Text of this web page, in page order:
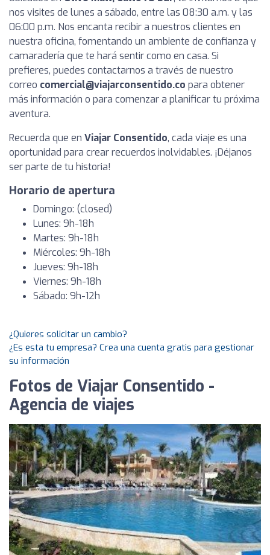
nos visites de lunes a sábado, entre las 08:30 a.m. y las
06:00 p.m. Nos encanta recibir a nuestros clientes en
nuestra oficina, fomentando un ambiente de confianza y
camaradería que te hará sentir como en casa. Si
prefieres, puedes contactarnos a través de nuestro
correo comercial@viajarconsentido.co para obtener
más información o para comenzar a planificar tu próxima
aventura.
Recuerda que en Viajar Consentido, cada viaje es una
oportunidad para crear recuerdos inolvidables. ¡Déjanos
ser parte de tu historia!
Horario de apertura
Domingo: (closed)
Lunes: 9h-18h
Martes: 9h-18h
Miércoles: 9h-18h
Jueves: 9h-18h
Viernes: 9h-18h
Sábado: 9h-12h
¿Quieres solicitar un cambio?
¿Es esta tu empresa? Crea una cuenta gratis para gestionar
su información
Fotos de Viajar Consentido -
Agencia de viajes